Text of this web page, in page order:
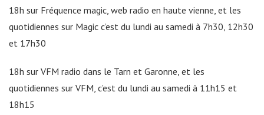
18h sur Fréquence magic, web radio en haute vienne, et les
quotidiennes sur Magic c’est du lundi au samedi à 7h30, 12h30
et 17h30
18h sur VFM radio dans le Tarn et Garonne, et les
quotidiennes sur VFM, c’est du lundi au samedi à 11h15 et
18h15